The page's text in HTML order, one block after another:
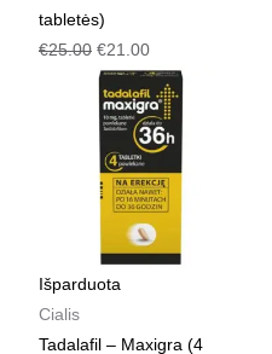
tabletės)
€25.00 €21.00
Išparduota
Cialis
Tadalafil – Maxigra (4
Pradinė
kaina
buvo:
€24.00.
Dabartinė
kaina
yra:
€21.00.